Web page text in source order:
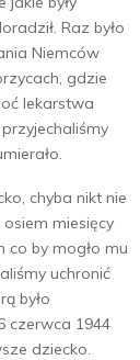
Raz było
Niemców
gdzie
lekarstwa
chyba nikt nie
miesięcy
co by mogło mu
uchronić
było
czerwca 1944
dziecko.